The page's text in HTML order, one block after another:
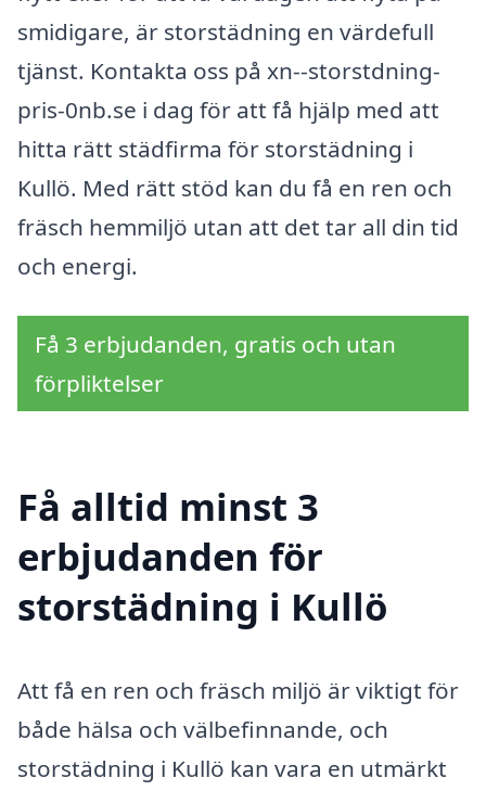
smidigare, är storstädning en värdefull
tjänst. Kontakta oss på xn--storstdning-
pris-0nb.se i dag för att få hjälp med att
hitta rätt städfirma för storstädning i
Kullö. Med rätt stöd kan du få en ren och
fräsch hemmiljö utan att det tar all din tid
och energi.
Få 3 erbjudanden, gratis och utan
förpliktelser
Få alltid minst 3
erbjudanden för
storstädning i Kullö
Att få en ren och fräsch miljö är viktigt för
både hälsa och välbefinnande, och
storstädning i Kullö kan vara en utmärkt